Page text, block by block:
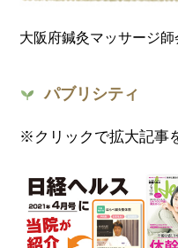
大阪府鍼灸マッサージ師
パブリシティ
※クリックで拡大記事